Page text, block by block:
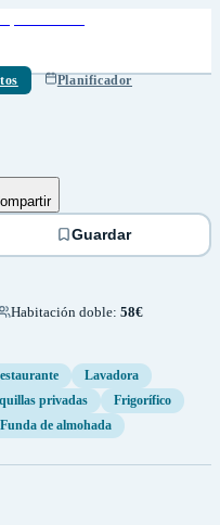
Planificador
Guardar
Habitación doble: 58€
Lavadora
privadas
Frigorífico
de almohada